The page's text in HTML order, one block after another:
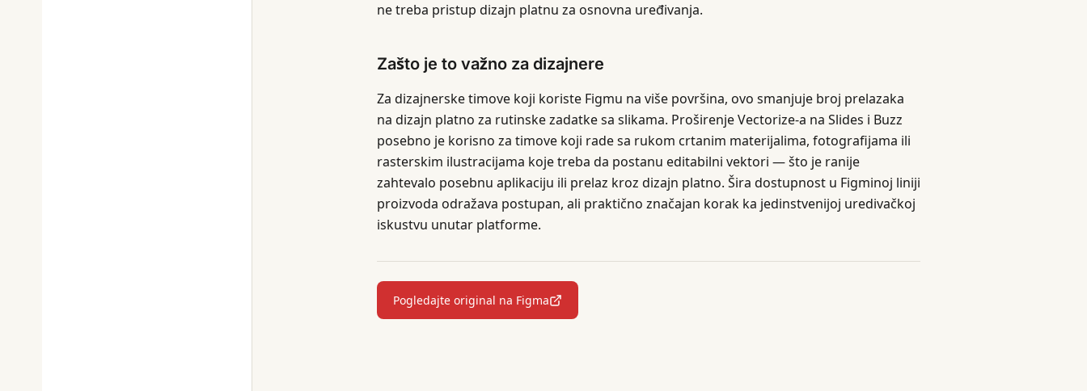
ne treba pristup dizajn platnu za osnovna uređivanja.
Zašto je to važno za dizajnere
Za dizajnerske timove koji koriste Figmu na više površina, ovo smanjuje broj prelazaka
na dizajn platno za rutinske zadatke sa slikama. Proširenje Vectorize-a na Slides i Buzz
posebno je korisno za timove koji rade sa rukom crtanim materijalima, fotografijama ili
rasterskim ilustracijama koje treba da postanu editabilni vektori — što je ranije
zahtevalo posebnu aplikaciju ili prelaz kroz dizajn platno. Šira dostupnost u Figminoj liniji
proizvoda odražava postupan, ali praktično značajan korak ka jedinstvenijoj uredivačkoj
iskustvu unutar platforme.
Pogledajte original na Figma